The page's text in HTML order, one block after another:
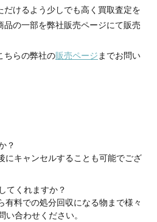
けるよう少しでも高く買取査定を
の一部を弊社販売ページにて販売
ちらの弊社の販売ページ までお問い
？
にキャンセルすることも可能でござ
てくれますか？
有料での処分回収になる物まで様々
い合わせください。